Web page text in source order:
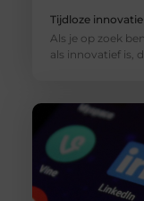
Tijdloze
Als je op zoek
als innovatief is,